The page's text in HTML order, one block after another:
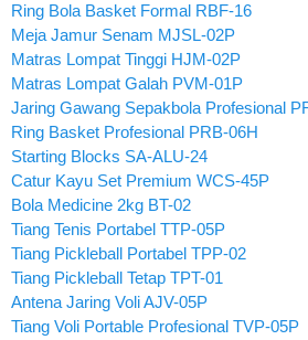
Ring Bola Basket Formal RBF-16
Meja Jamur Senam MJSL-02P
Matras Lompat Tinggi HJM-02P
Matras Lompat Galah PVM-01P
Jaring Gawang Sepakbola Profesional
Ring Basket Profesional PRB-06H
Starting Blocks SA-ALU-24
Catur Kayu Set Premium WCS-45P
Bola Medicine 2kg BT-02
Tiang Tenis Portabel TTP-05P
Tiang Pickleball Portabel TPP-02
Tiang Pickleball Tetap TPT-01
Antena Jaring Voli AJV-05P
Tiang Voli Portable Profesional TVP-05P